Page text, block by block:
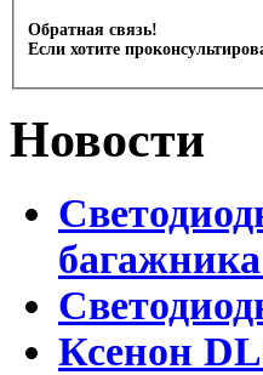
Обратная связь!
Если хотите
Новости
Ксенон